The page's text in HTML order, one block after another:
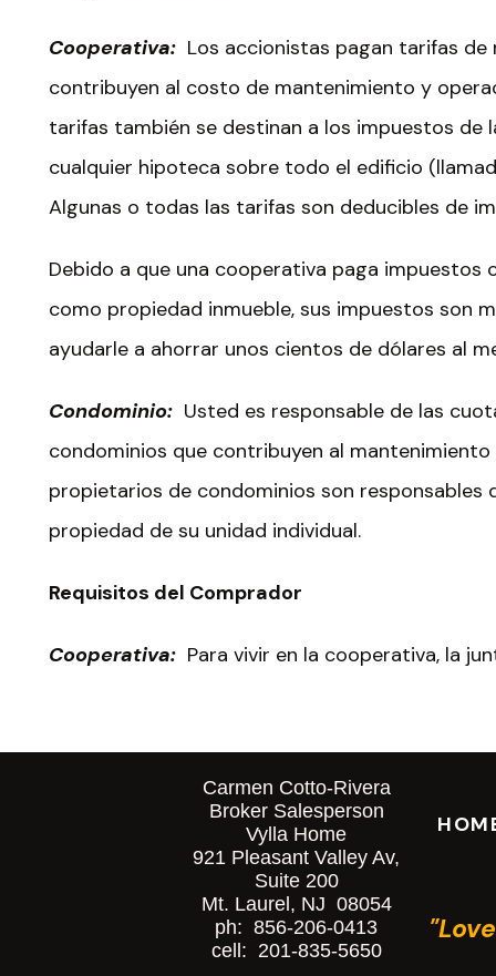
Cooperativa: Los accionistas pagan tarifas
contribuyen al costo de mantenimiento y
tarifas también se destinan a los impuestos de
cualquier hipoteca sobre todo el edificio
Algunas o todas las tarifas son deducibles de
Debido a que una cooperativa paga impuestos
como propiedad inmueble, sus impuestos son
ayudarle a ahorrar unos cientos de dólares al
Condominio: Usted es responsable de las
condominios que contribuyen al
propietarios de condominios son responsables
propiedad de su unidad individual.
Requisitos del Comprador
Cooperativa: Para vivir en la cooperativa, la
rechazado por su edad, sexo, raza, orientación
Comprar una unidad de
unifamiliar porque no es necesario ser
tratando directamente con el propietario
oferta y una vez aceptada transfieren el
Carmen Cotto-Rivera
Broker Salesperson
Vylla Home
921 Pleasant Valley Av,
Suite 200
Mt. Laurel, NJ 08054
ph: 856-206-0413
cell: 201-835-5650